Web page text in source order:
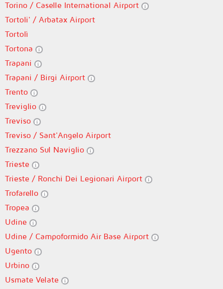
Torino / Caselle International Airport
Tortoli' / Arbatax Airport
Tortolì
Tortona
Trapani
Trapani / Birgi Airport
Trento
Treviglio
Treviso
Treviso / Sant'Angelo Airport
Trezzano Sul Naviglio
Trieste
Trieste / Ronchi Dei Legionari Airport
Trofarello
Tropea
Udine
Udine / Campoformido Air Base Airport
Ugento
Urbino
Usmate Velate